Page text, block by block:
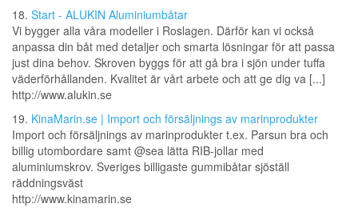
18. Start - ALUKIN Aluminiumbåtar
Vi bygger alla våra modeller i Roslagen. Därför kan vi också
anpassa din båt med detaljer och smarta lösningar för att passa
just dina behov. Skroven byggs för att gå bra i sjön under tuffa
väderförhållanden. Kvalitet är vårt arbete och att ge dig va [...]
http://www.alukin.se
19. KinaMarin.se | Import och försäljnings av marinprodukter
Import och försäljnings av marinprodukter t.ex. Parsun bra och
billig utombordare samt @sea lätta RIB-jollar med
aluminiumskrov. Sveriges billigaste gummibåtar sjöställ
räddningsväst
http://www.kinamarin.se